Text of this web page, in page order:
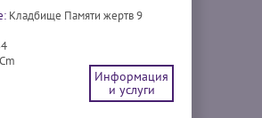
Кладбище Памяти жертв 9
Информация
и услуги